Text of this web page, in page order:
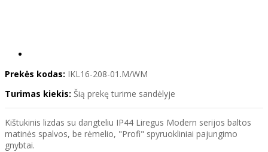
Prekės kodas: IKL16-208-01.M/WM
Turimas kiekis: Šią prekę turime sandėlyje
Kištukinis lizdas su dangteliu IP44 Liregus Modern serijos baltos
matinės spalvos, be rėmelio, "Profi" spyruokliniai pajungimo
gnybtai.